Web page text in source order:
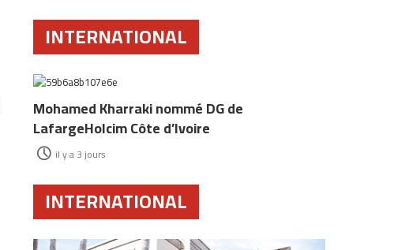
INTERNATIONAL
Mohamed Kharraki nommé DG de
LafargeHolcim Côte d’Ivoire
il y a 3 jours
INTERNATIONAL